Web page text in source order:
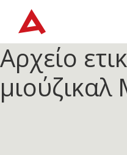
Αρχείο
μιούζικαλ